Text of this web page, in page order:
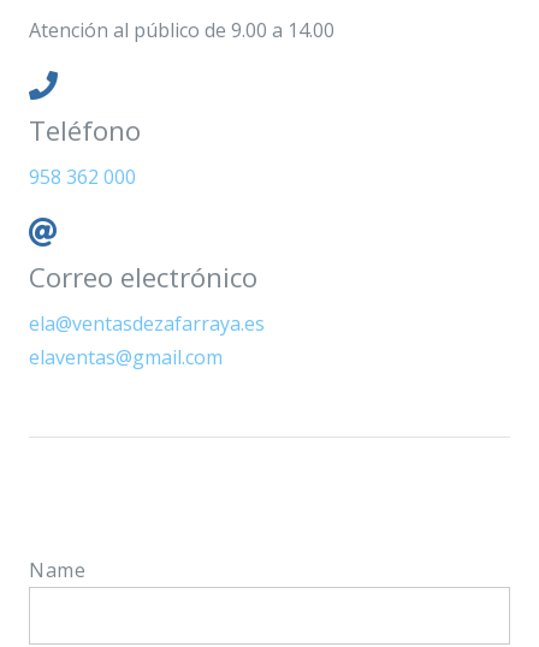
Atención al público de 9.00 a 14.00
Teléfono
958 362 000
Correo electrónico
ela@ventasdezafarraya.es
elaventas@gmail.com
Name